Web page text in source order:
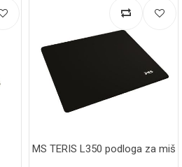
MS TERIS L350 podloga za miš